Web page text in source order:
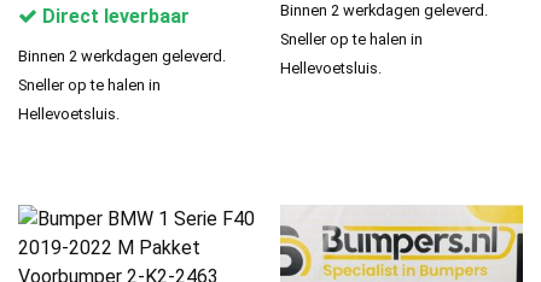
Direct leverbaar
Binnen 2 werkdagen geleverd.
Sneller op te halen in
Hellevoetsluis.
Binnen 2 werkdagen geleverd.
Sneller op te halen in
Hellevoetsluis.